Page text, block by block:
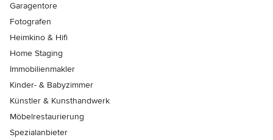
Garagentore
Fotografen
Heimkino & Hifi
Home Staging
Immobilienmakler
Kinder- & Babyzimmer
Künstler & Kunsthandwerk
Möbelrestaurierung
Spezialanbieter